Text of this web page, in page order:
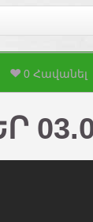
0 Հավանել